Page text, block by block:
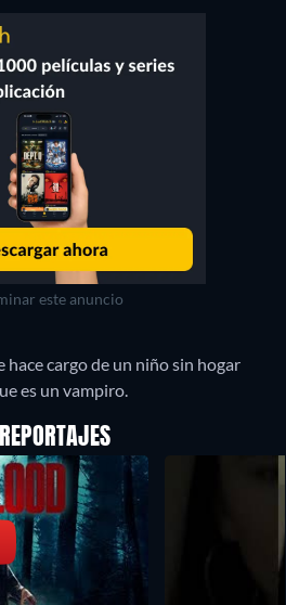
este anuncio
hace cargo de un niño sin hogar
es un vampiro.